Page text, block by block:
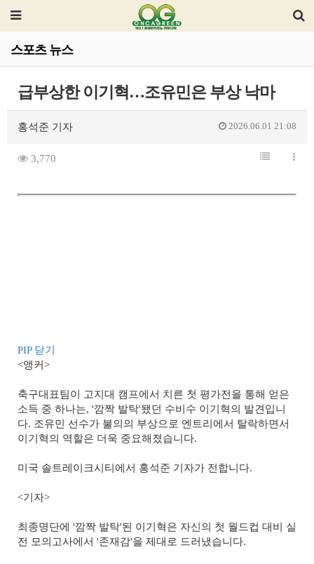
스포츠 뉴스
급부상한 이기혁…조유민은 부상 낙마
홍석준 기자 2026.06.01 21:08
3,770
PIP 닫기
<앵커>
축구대표팀이 고지대 캠프에서 치른 첫 평가전을 통해 얻은
소득 중 하나는, '깜짝 발탁'됐던 수비수 이기혁의 발견입니
다. 조유민 선수가 불의의 부상으로 엔트리에서 탈락하면서
이기혁의 역할은 더욱 중요해졌습니다.
미국 솔트레이크시티에서 홍석준 기자가 전합니다.
<기자>
최종명단에 '깜짝 발탁'된 이기혁은 자신의 첫 월드컵 대비 실
전 모의고사에서 '존재감'을 제대로 드러냈습니다.